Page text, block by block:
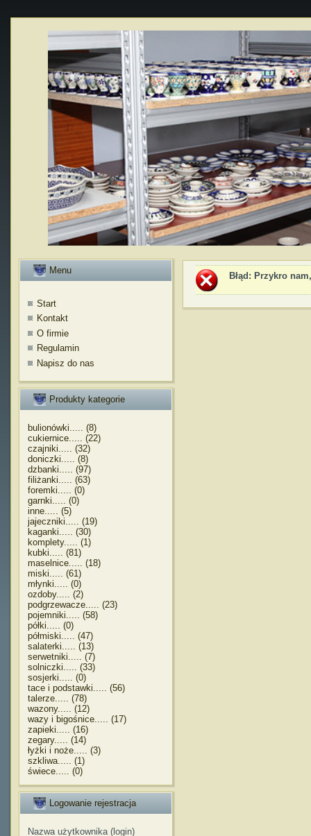
Menu
Start
Kontakt
O firmie
Regulamin
Napisz do nas
Produkty kategorie
bulionówki..... (8)
cukiernice..... (22)
czajniki..... (32)
doniczki..... (8)
dzbanki..... (97)
filiżanki..... (63)
foremki..... (0)
garnki..... (0)
inne..... (5)
jajeczniki..... (19)
kaganki..... (30)
komplety..... (1)
kubki..... (81)
maselnice..... (18)
miski..... (61)
młynki..... (0)
ozdoby..... (2)
podgrzewacze..... (23)
pojemniki..... (58)
półki..... (0)
półmiski..... (47)
salaterki..... (13)
serwetniki..... (7)
solniczki..... (33)
sosjerki..... (0)
tace i podstawki..... (56)
talerze..... (78)
wazony..... (12)
wazy i bigośnice..... (17)
zapieki..... (16)
zegary..... (14)
łyżki i noże..... (3)
szkliwa..... (1)
świece..... (0)
Logowanie rejestracja
Nazwa użytkownika (login)
Błąd : Przykro